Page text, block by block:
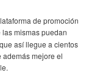
de promoción
las mismas puedan
así llegue a cientos
además mejore el